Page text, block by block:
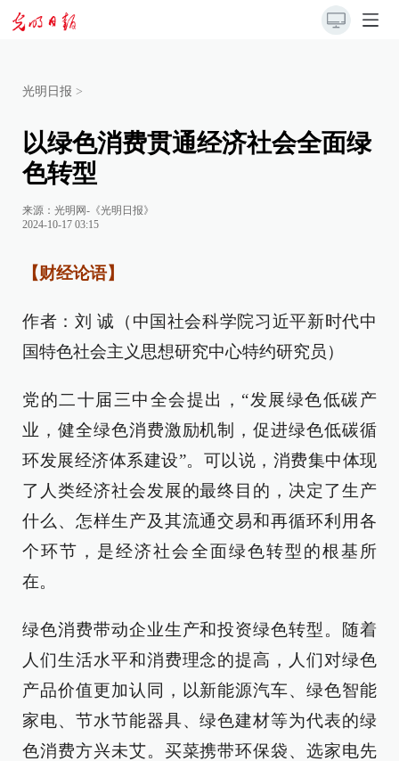
光明日报 >
以绿色消费贯通经济社会全面绿
色转型
来源： 光明网-《光明日报》
2024-10-17 03:15
【财经论语】
作者：刘 诚（中国社会科学院习近平新时代中
国特色社会主义思想研究中心特约研究员）
党的二十届三中全会提出，“发展绿色低碳产
业，健全绿色消费激励机制，促进绿色低碳循
环发展经济体系建设”。可以说，消费集中体现
了人类经济社会发展的最终目的，决定了生产
什么、怎样生产及其流通交易和再循环利用各
个环节，是经济社会全面绿色转型的根基所
在。
绿色消费带动企业生产和投资绿色转型。随着
人们生活水平和消费理念的提高，人们对绿色
产品价值更加认同，以新能源汽车、绿色智能
家电、节水节能器具、绿色建材等为代表的绿
色消费方兴未艾。买菜携带环保袋、选家电先